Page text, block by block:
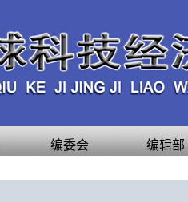
编委会 编辑部